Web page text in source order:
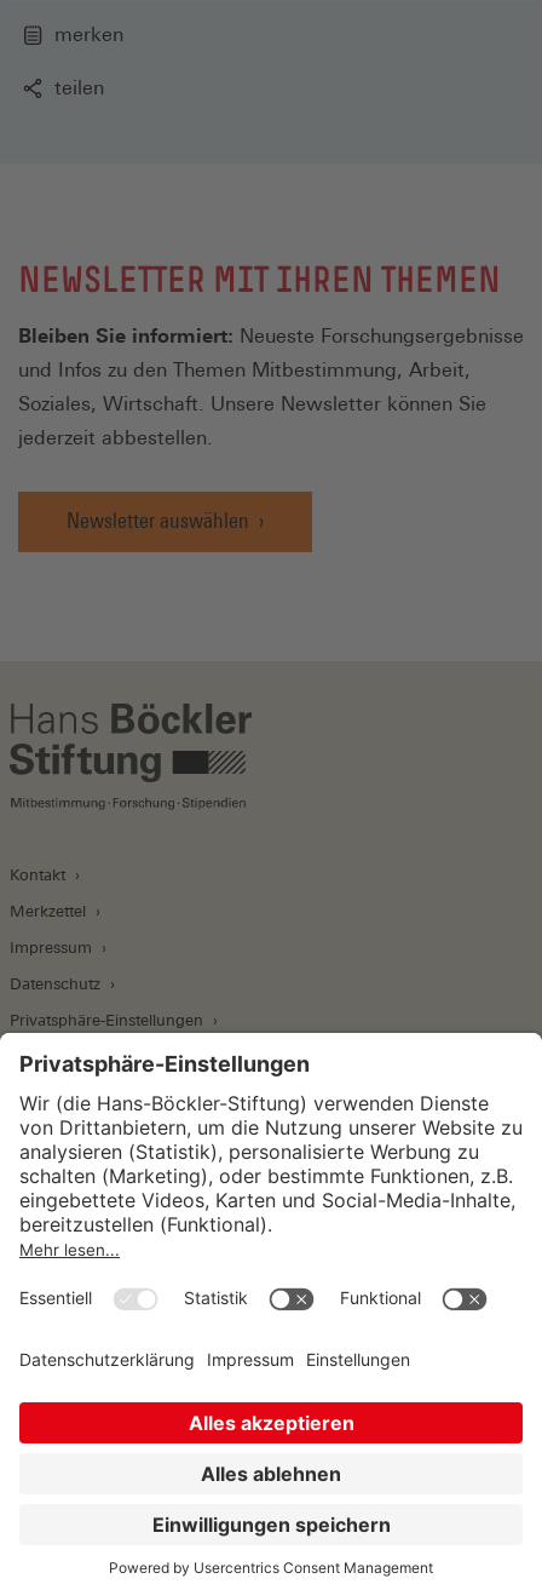
merken
teilen
NEWSLETTER MIT IHREN THEMEN
Bleiben Sie informiert: Neueste Forschungsergebnisse
und Infos zu den Themen Mitbestimmung, Arbeit,
Soziales, Wirtschaft. Unsere Newsletter können Sie
jederzeit abbestellen.
Newsletter auswählen
Kontakt
Merkzettel
Impressum
Datenschutz
Privatsphäre-Einstellungen
Wirtschafts- und Sozialwissenschaftliches Institut
Institut für Makroökonomie und
Konjunkturforschung
Unternehmensführung
Sozialrecht
© Hans-Böckler-Stiftung 2026